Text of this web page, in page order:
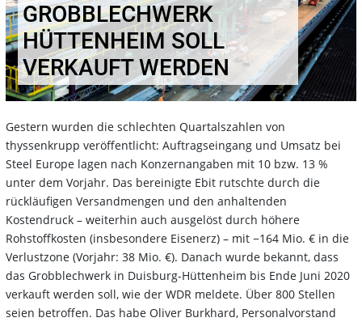
GROBBLECHWERK
HÜTTENHEIM SOLL
VERKAUFT WERDEN
Gestern wurden die schlechten Quartalszahlen von
thyssenkrupp veröffentlicht: Auftragseingang und Umsatz bei
Steel Europe lagen nach Konzernangaben mit 10 bzw. 13 %
unter dem Vorjahr. Das bereinigte Ebit rutschte durch die
rückläufigen Versandmengen und den anhaltenden
Kostendruck – weiterhin auch ausgelöst durch höhere
Rohstoffkosten (insbesondere Eisenerz) – mit −164 Mio. € in die
Verlustzone (Vorjahr: 38 Mio. €). Danach wurde bekannt, dass
das Grobblechwerk in Duisburg-Hüttenheim bis Ende Juni 2020
verkauft werden soll, wie der WDR meldete. Über 800 Stellen
seien betroffen. Das habe Oliver Burkhard, Personalvorstand